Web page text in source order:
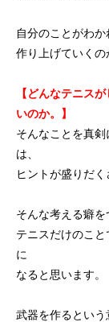
自分のことがわ
作り上げていくの
【どんなテニス
いのか。】
そんなことを真
は、
ヒントが盛りだく
そんな考える癖
テニスだけのこ
に
なると思います。
武器を作るとい